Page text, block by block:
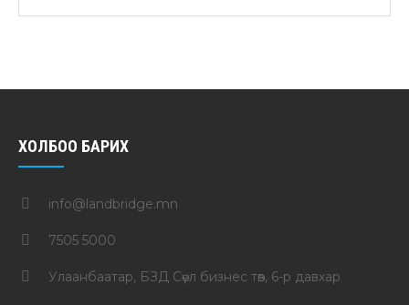
ХОЛБОО БАРИХ
info@landbridge.mn
7505 5000
Улаанбаатар, БЗД Сөүл бизнес төв, 6-р давхар